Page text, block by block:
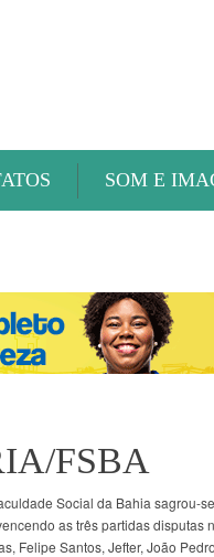
SOM E
FSBA
Social da Bahia sagrou-
as três partidas disputas
Felipe Santos, Jefter, João